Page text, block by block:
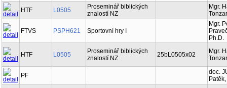
HTF
L0505
Proseminář biblických
znalostí NZ
Mgr.
FTVS PSPH621 Sportovní hry I
Mgr.
Ph.D.
HTF L0505
Proseminář biblických
znalostí NZ
25bL0505x02
Mgr.
PF
doc.